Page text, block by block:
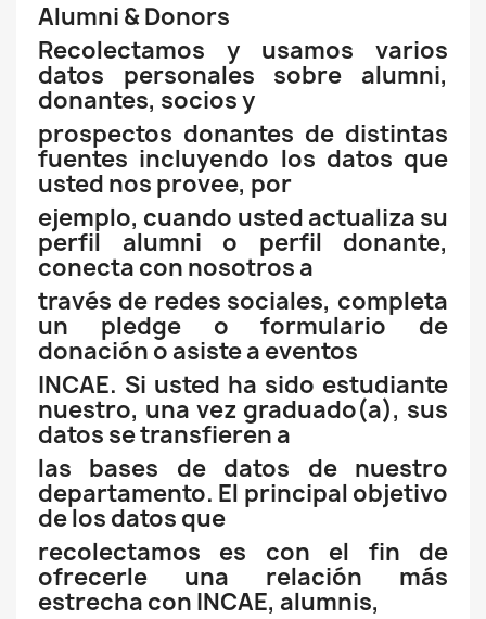
Alumni & Donors
Recolectamos y usamos varios
datos personales sobre alumni,
donantes, socios y
prospectos donantes de distintas
fuentes incluyendo los datos que
usted nos provee, por
ejemplo, cuando usted actualiza su
perfil alumni o perfil donante,
conecta con nosotros a
través de redes sociales, completa
un pledge o formulario de
donación o asiste a eventos
INCAE. Si usted ha sido estudiante
nuestro, una vez graduado(a), sus
datos se transfieren a
las bases de datos de nuestro
departamento. El principal objetivo
de los datos que
recolectamos es con el fin de
ofrecerle una relación más
estrecha con INCAE, alumnis,